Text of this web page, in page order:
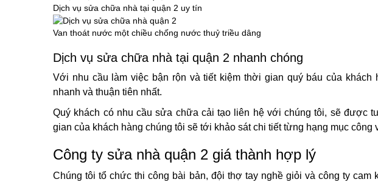
Dịch vụ sửa chữa nhà tại quận 2 uy tín
Van thoát nước một chiều chống nước thuỷ triều dâng
Dịch vụ sửa chữa nhà tại quận 2 nhanh chóng
Với nhu cầu làm việc bận rộn và tiết kiệm thời gian quý báu của
nhanh và thuận tiên nhất.
Quý khách có nhu cầu sửa chữa cải tạo liên hệ với chúng tôi, sẽ được
gian của khách hàng chúng tôi sẽ tới khảo sát chi tiết từng hạng mục
Công ty sửa nhà quận 2 giá thành hợp lý
Chúng tôi tổ chức thi công bài bản, đội thợ tay nghề giỏi và công ty